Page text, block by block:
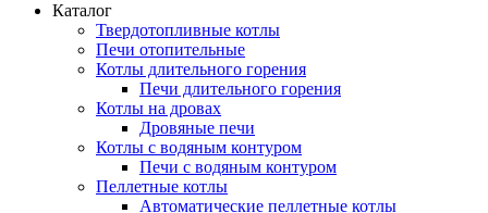
Каталог
Твердотопливные котлы
Печи отопительные
Котлы длительного горения
Печи длительного горения
Котлы на дровах
Дровяные печи
Котлы с водяным контуром
Печи с водяным контуром
Пеллетные котлы
Автоматические пеллетные котлы